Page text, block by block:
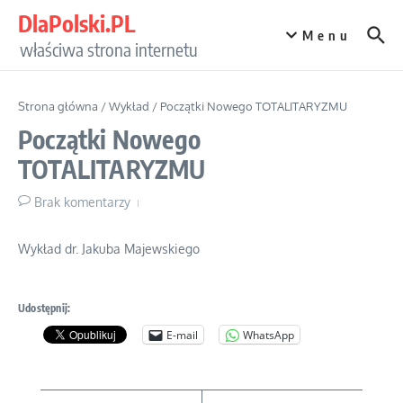
DlaPolski.PL
właściwa strona internetu
Menu
Strona główna /Wykład / Początki Nowego TOTALITARYZMU
Początki Nowego
TOTALITARYZMU
Brak komentarzy
Wykład dr. Jakuba Majewskiego
Udostępnij:
E-mail WhatsApp